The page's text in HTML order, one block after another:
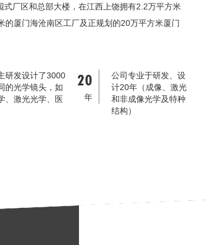
厂区和总部大楼，在江西上饶拥有2.2万平方米
的厦门海沧南区工厂及正规划的20万平方米厦门
研发设计了3000
的光学镜头，如
、激光光学、医
20
年
公司专业于研发、设
计20年（成像、激光
和非成像光学及特种
结构）